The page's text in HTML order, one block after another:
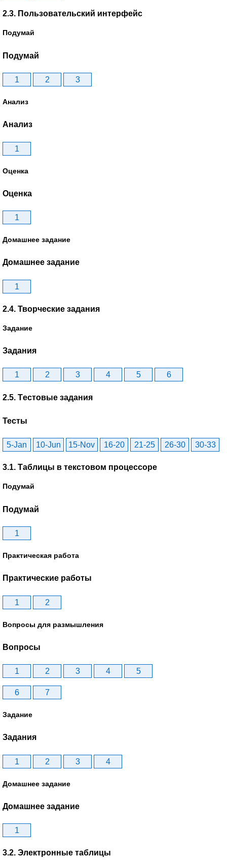
2.3. Пользовательский интерфейс
Подумай
Подумай
1 2 3
Анализ
Анализ
1
Оценка
Оценка
1
Домашнее задание
Домашнее задание
1
2.4. Творческие задания
Задание
Задания
1 2 3 4 5 6
2.5. Tестовые задания
Тесты
5-Jan 10-Jun 15-Nov 16-20 21-25 26-30 30-33
3.1. Таблицы в текстовом процессоре
Подумай
Подумай
1
Практическая работа
Практические работы
1 2
Вопросы для размышления
Вопросы
1 2 3 4 5
6 7
Задание
Задания
1 2 3 4
Домашнее задание
Домашнее задание
1
3.2. Электронные таблицы